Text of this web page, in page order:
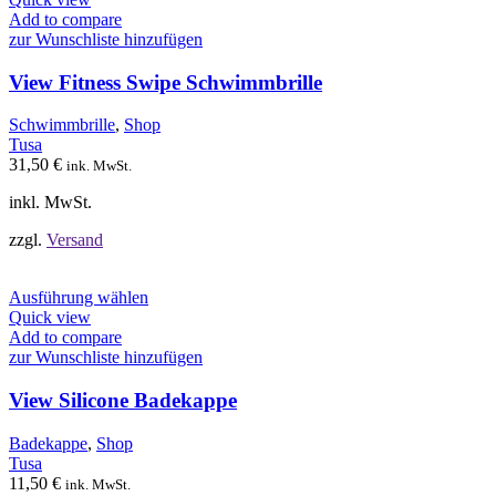
mehrere
auf.
Die
Optionen
können
Add to compare
zur Wunschliste hinzufügen
View Fitness Swipe Schwimmbrille
Schwimmbrille, Shop
Tusa
31,50 € ink. MwSt.
inkl. MwSt.
zzgl. Versand
Ausführung wählen
mehrere
auf.
Quick view
Add to compare
zur Wunschliste hinzufügen
View Silicone Badekappe
Badekappe, Shop
Tusa
11,50 € ink. MwSt.